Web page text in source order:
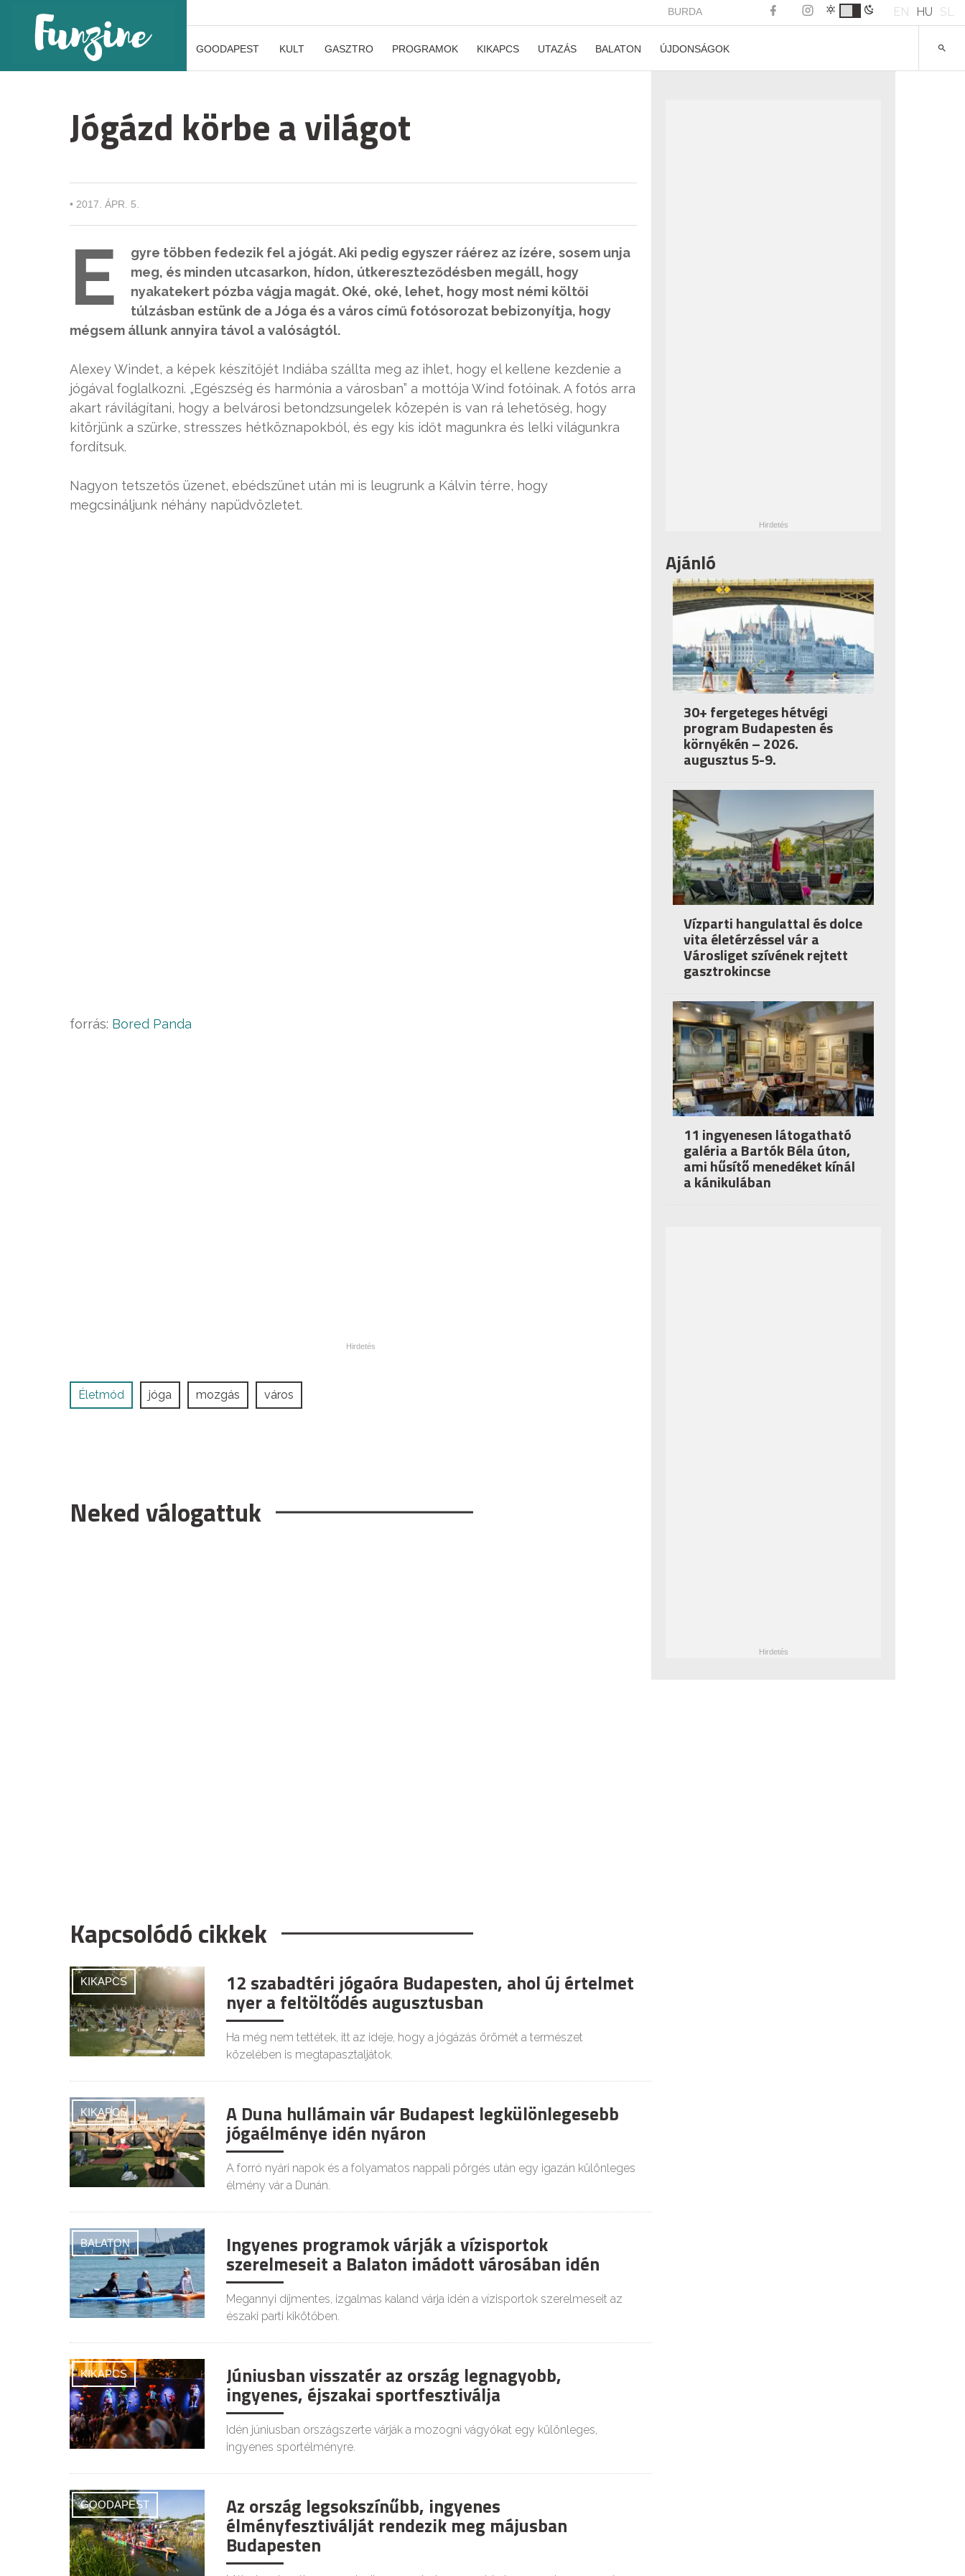
BURDA EN HU SL
GOODAPEST KULT GASZTRO PROGRAMOK KIKAPCS UTAZÁS BALATON ÚJDONSÁGOK
Jógázd körbe a világot
• 2017. ÁPR. 5.
E
gyre többen fedezik fel a jógát. Aki pedig egyszer ráérez az ízére, sosem unja
meg, és minden utcasarkon, hídon, útkereszteződésben megáll, hogy
nyakatekert pózba vágja magát. Oké, oké, lehet, hogy most némi költői
túlzásban estünk de a Jóga és a város című fotósorozat bebizonyítja, hogy
mégsem állunk annyira távol a valóságtól.
Alexey Windet, a képek készítőjét Indiába szállta meg az ihlet, hogy el kellene kezdenie a
jógával foglalkozni. „Egészség és harmónia a városban” a mottója Wind fotóinak. A fotós arra
akart rávilágítani, hogy a belvárosi betondzsungelek közepén is van rá lehetőség, hogy
kitörjünk a szürke, stresszes hétköznapokból, és egy kis időt magunkra és lelki világunkra
fordítsuk.
Nagyon tetszetős üzenet, ebédszünet után mi is leugrunk a Kálvin térre, hogy
megcsináljunk néhány napüdvözletet.
forrás: Bored Panda
Életmód jóga mozgás város
Neked válogattuk
Kapcsolódó cikkek
KIKAPCS 12 szabadtéri jógaóra Budapesten, ahol új értelmet
nyer a feltöltődés augusztusban
Ha még nem tettétek, itt az ideje, hogy a jógázás örömét a természet
közelében is megtapasztaljátok.
KIKAPCS A Duna hullámain vár Budapest legkülönlegesebb
jógaélménye idén nyáron
A forró nyári napok és a folyamatos nappali pörgés után egy igazán különleges
élmény vár a Dunán.
BALATON Ingyenes programok várják a vízisportok
szerelmeseit a Balaton imádott városában idén
Megannyi díjmentes, izgalmas kaland várja idén a vízisportok szerelmeseit az
északi parti kikötőben.
KIKAPCS Júniusban visszatér az ország legnagyobb,
ingyenes, éjszakai sportfesztiválja
Idén júniusban országszerte várják a mozogni vágyókat egy különleges,
ingyenes sportélményre.
GOODAPEST Az ország legsokszínűbb, ingyenes
élményfesztiválját rendezik meg májusban
Budapesten
Ajánló
30+ fergeteges hétvégi
program Budapesten és
környékén – 2026.
augusztus 5-9.
Vízparti hangulattal és dolce
vita életérzéssel vár a
Városliget szívének rejtett
gasztrokincse
11 ingyenesen látogatható
galéria a Bartók Béla úton,
ami hűsítő menedéket kínál
a kánikulában